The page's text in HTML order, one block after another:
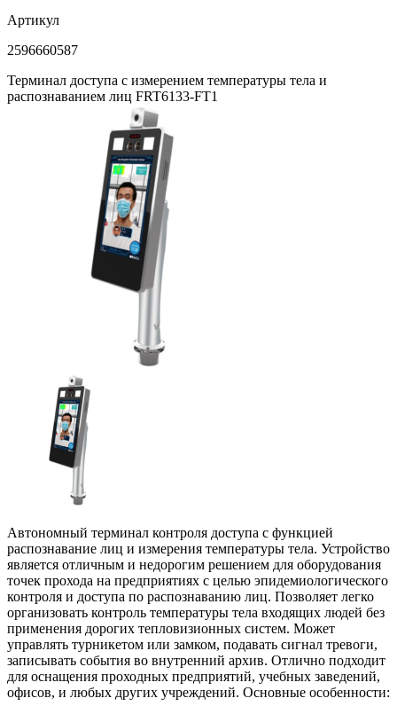
Артикул
2596660587
Терминал доступа с измерением температуры тела и
распознаванием лиц FRT6133-FT1
Автономный терминал контроля доступа с функцией
распознавание лиц и измерения температуры тела. Устройство
является отличным и недорогим решением для оборудования
точек прохода на предприятиях с целью эпидемиологического
контроля и доступа по распознаванию лиц. Позволяет легко
организовать контроль температуры тела входящих людей без
применения дорогих тепловизионных систем. Может
управлять турникетом или замком, подавать сигнал тревоги,
записывать события во внутренний архив. Отлично подходит
для оснащения проходных предприятий, учебных заведений,
офисов, и любых других учреждений. Основные особенности: